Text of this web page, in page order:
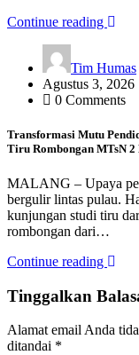
Continue reading
Tim Humas
Agustus 3, 2026
0 Comments
Transformasi Mutu
Tiru Rombongan MTsN 2
MALANG – Upaya
bergulir lintas pulau.
kunjungan studi tiru
rombongan dari…
Continue reading
Tinggalkan
Alamat email Anda
ditandai *